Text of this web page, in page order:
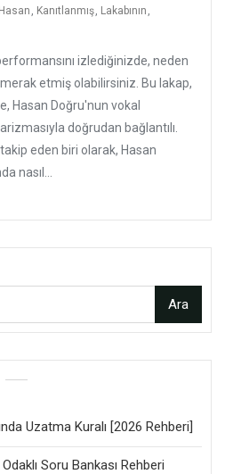
Hasan , Kanıtlanmış, Lakabının ,
izlediğinizde, neden
merak etmiş olabilirsiniz. Bu lakap,
Hasan Doğru'nun vokal
doğrudan bağlantılı.
eden biri olarak, Hasan
nasıl...
Ara
Uzatma Kuralı [2026 Rehberi]
Soru Bankası Rehberi